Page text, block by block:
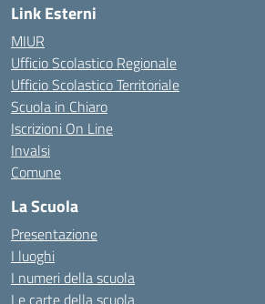
Link Esterni
MIUR
Ufficio Scolastico Regionale
Ufficio Scolastico Territoriale
Scuola in Chiaro
Iscrizioni On Line
Invalsi
Comune
La Scuola
Presentazione
I luoghi
I numeri della scuola
Le carte della scuola